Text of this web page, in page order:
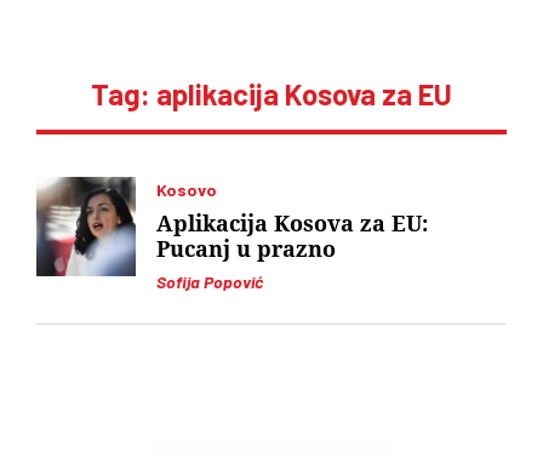
Tag: aplikacija Kosova za EU
Kosovo
Sofija Popović
Aplikacija Kosova za EU:
Pucanj u prazno